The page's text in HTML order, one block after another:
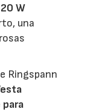
20 W
una
Ringspann